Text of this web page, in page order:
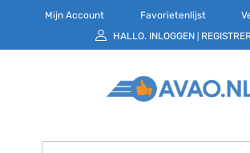
Mijn Account Favorietenlijst
HALLO. INLOGGEN